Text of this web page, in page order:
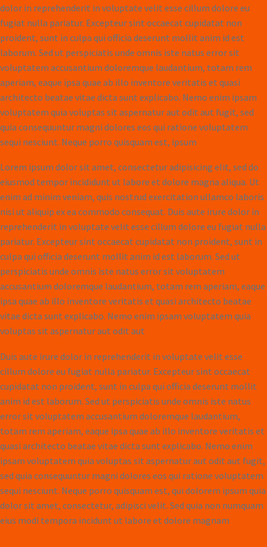
dolor in reprehenderit in voluptate velit esse cillum dolore eu
fugiat nulla pariatur. Excepteur sint occaecat cupidatat non
proident, sunt in culpa qui officia deserunt mollit anim id est
laborum. Sed ut perspiciatis unde omnis iste natus error sit
voluptatem accusantium doloremque laudantium, totam rem
aperiam, eaque ipsa quae ab illo inventore veritatis et quasi
architecto beatae vitae dicta sunt explicabo. Nemo enim ipsam
voluptatem quia voluptas sit aspernatur aut odit aut fugit, sed
quia consequuntur magni dolores eos qui ratione voluptatem
sequi nesciunt. Neque porro quisquam est, ipsum
Lorem ipsum dolor sit amet, consectetur adipisicing elit, sed do
eiusmod tempor incididunt ut labore et dolore magna aliqua. Ut
enim ad minim veniam, quis nostrud exercitation ullamco laboris
nisi ut aliquip ex ea commodo consequat. Duis aute irure dolor in
reprehenderit in voluptate velit esse cillum dolore eu fugiat nulla
pariatur. Excepteur sint occaecat cupidatat non proident, sunt in
culpa qui officia deserunt mollit anim id est laborum. Sed ut
perspiciatis unde omnis iste natus error sit voluptatem
accusantium doloremque laudantium, totam rem aperiam, eaque
ipsa quae ab illo inventore veritatis et quasi architecto beatae
vitae dicta sunt explicabo. Nemo enim ipsam voluptatem quia
voluptas sit aspernatur aut odit aut
Duis aute irure dolor in reprehenderit in voluptate velit esse
cillum dolore eu fugiat nulla pariatur. Excepteur sint occaecat
cupidatat non proident, sunt in culpa qui officia deserunt mollit
anim id est laborum. Sed ut perspiciatis unde omnis iste natus
error sit voluptatem accusantium doloremque laudantium,
totam rem aperiam, eaque ipsa quae ab illo inventore veritatis et
quasi architecto beatae vitae dicta sunt explicabo. Nemo enim
ipsam voluptatem quia voluptas sit aspernatur aut odit aut fugit,
sed quia consequuntur magni dolores eos qui ratione voluptatem
sequi nesciunt. Neque porro quisquam est, qui dolorem ipsum quia
dolor sit amet, consectetur, adipisci velit. Sed quia non numquam
eius modi tempora incidunt ut labore et dolore magnam